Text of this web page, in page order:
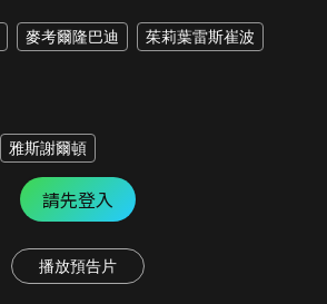
麥考爾隆巴迪
茱莉葉雷斯崔波
雅斯謝爾頓
請先登入
播放預告片